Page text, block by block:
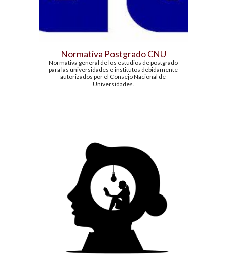
Normativa Postgrado CNU
Normativa general de los estudios de postgrado
para las universidades e institutos debidamente
autorizados por el Consejo Nacional de
Universidades.